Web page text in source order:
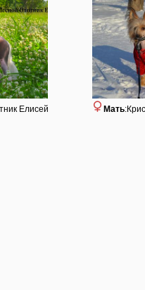
Елисей Мать